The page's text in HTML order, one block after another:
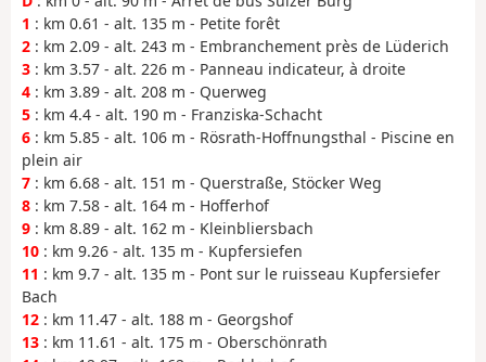
1 : km 0.61 - alt. 135 m - Petite forêt
2 : km 2.09 - alt. 243 m - Embranchement près de Lüderich
3 : km 3.57 - alt. 226 m - Panneau indicateur, à droite
4 : km 3.89 - alt. 208 m - Querweg
5 : km 4.4 - alt. 190 m - Franziska-Schacht
6 : km 5.85 - alt. 106 m - Rösrath-Hoffnungsthal - Piscine en
plein air
7 : km 6.68 - alt. 151 m - Querstraße, Stöcker Weg
8 : km 7.58 - alt. 164 m - Hofferhof
9 : km 8.89 - alt. 162 m - Kleinbliersbach
10 : km 9.26 - alt. 135 m - Kupfersiefen
11 : km 9.7 - alt. 135 m - Pont sur le ruisseau Kupfersiefer
Bach
12 : km 11.47 - alt. 188 m - Georgshof
13 : km 11.61 - alt. 175 m - Oberschönrath